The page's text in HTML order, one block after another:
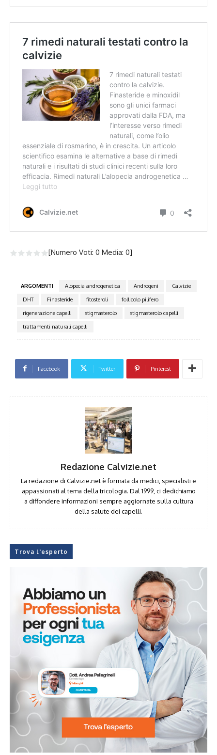
[Numero Voti: 0 Media: 0]
ARGOMENTI Alopecia androgenetica Androgeni
Calvizie
DHT
Finasteride fitosteroli
follicolo pilifero
rigenerazione capelli
stigmasterolo
stigmasterolo capelli
trattamenti naturali capelli
Facebook Twitter Pinterest
Redazione Calvizie.net
La redazione di Calvizie.net è formata da medici, specialisti e
appassionati al tema della tricologia. Dal 1999, ci dedichiamo
a diffondere informazioni sempre aggiornate sulla cultura
della salute dei capelli.
Trova l'esperto